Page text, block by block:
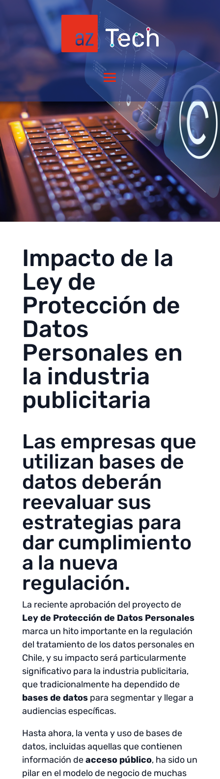
Impacto de la
Ley de
Protección de
Datos
Personales en
la industria
publicitaria
Las empresas que
utilizan bases de
datos deberán
reevaluar sus
estrategias para
dar cumplimiento
a la nueva
regulación.
La reciente aprobación del proyecto de
Ley de Protección de Datos Personales
marca un hito importante en la regulación
del tratamiento de los datos personales en
Chile, y su impacto será particularmente
significativo para la industria publicitaria,
que tradicionalmente ha dependido de
bases de datospara segmentar y llegar a
audiencias específicas.
Hasta ahora, la venta y uso de bases de
datos, incluidas aquellas que contienen
información deacceso público, ha sido un
pilar en el modelo de negocio de muchas